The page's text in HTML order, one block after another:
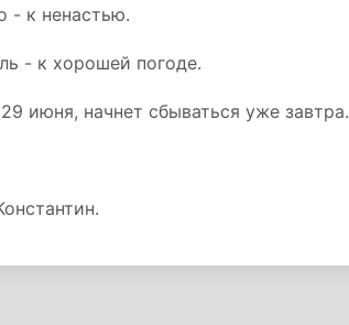
- к ненастью.
- к хорошей погоде.
июня, начнет сбываться уже завтра.